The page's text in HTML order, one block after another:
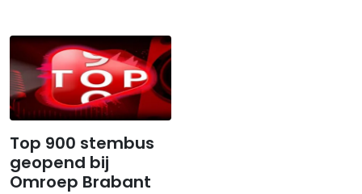
Top 900 stembus
geopend bij
Omroep Brabant